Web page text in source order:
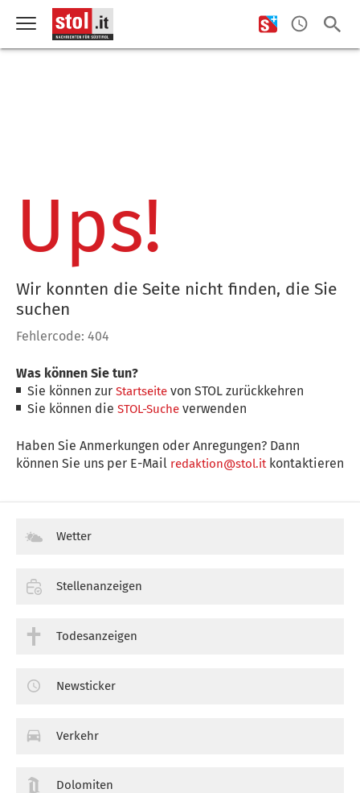
Ups!
Wir konnten die Seite nicht finden, die Sie
suchen
Fehlercode: 404
Was können Sie tun?
Sie können zurStartseite von STOL zurückkehren
Sie können dieSTOL-Suche verwenden
Haben Sie Anmerkungen oder Anregungen? Dann
können Sie uns per E-Mail redaktion@stol.itkontaktieren
Wetter
Stellenanzeigen
Todesanzeigen
Newsticker
Verkehr
Dolomiten